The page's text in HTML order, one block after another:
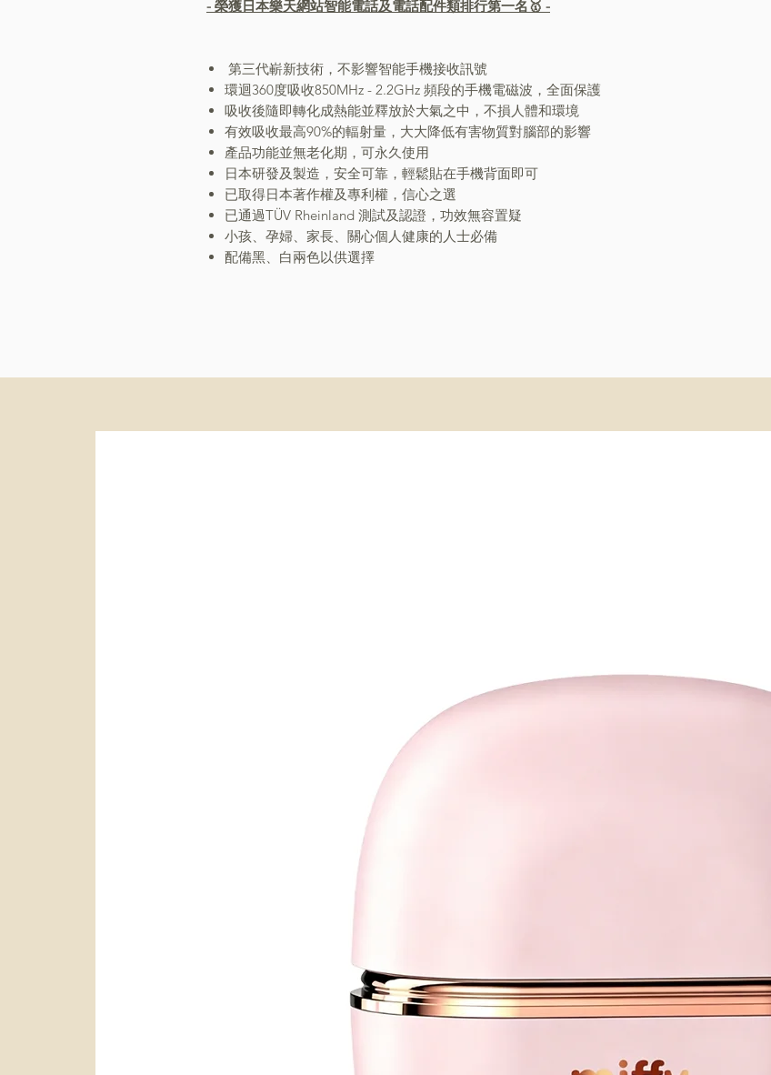
- 榮獲日本樂天網站智能電話及電話配件類排行第一名🥇 -
第三代嶄新技術，不影響智能手機接收訊號
環迴360度吸收850MHz - 2.2GHz 頻段的手機電磁波，全面保護
吸收後隨即轉化成熱能並釋放於大氣之中，不損人體和環境
有效吸收最高90%的輻射量，大大降低有害物質對腦部的影響
產品功能並無老化期，可永久使用
日本研發及製造，安全可靠，輕鬆貼在手機背面即可
已取得日本著作權及專利權，信心之選
已通過TÜV Rheinland 測試及認證，功效無容置疑
小孩、孕婦、家長、關心個人健康的人士必備
配備黑、白兩色以供選擇